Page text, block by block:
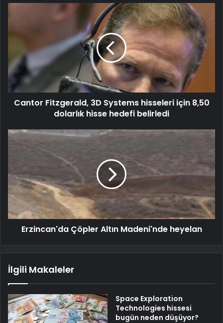
Cantor Fitzgerald, 3D Systems hisseleri için 8,50
dolarlık hisse hedefi belirledi
Erzincan'da Çöpler Altın Madeni'nde heyelan
İlgili Makaleler
Space Exploration
Technologies hissesi
bugün neden düşüyor?